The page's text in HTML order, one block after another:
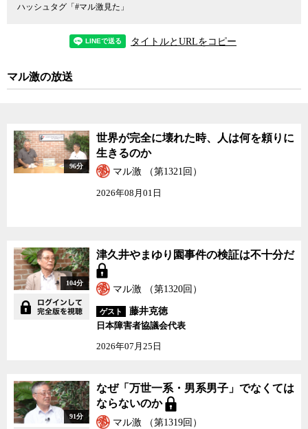
ハッシュタグ「#マル激見た」
タイトルとURLをコピー
マル激の放送
96分
世界が完全に壊れた時、人は何を頼りに
生きるのか
マル激 （第1321回）
2026年08月01日
104分
津久井やまゆり園事件の検証は不十分だ
マル激 （第1320回）
ゲスト
藤井克徳
日本障害者協議会代表
2026年07月25日
91分
なぜ「万世一系・男系男子」でなくては
ならないのか
マル激 （第1319回）